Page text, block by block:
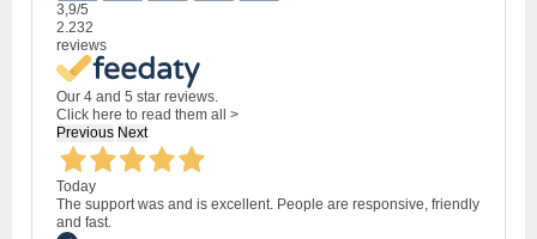
3,9/5
2.232
reviews
Our 4 and 5 star reviews.
Click here to read them all >
Previous Next
Today
The support was and is excellent. People are responsive, friendly
and fast.